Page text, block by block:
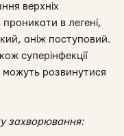
верхніх
в легені,
аніж поступовий.
суперінфекції
можуть розвинутися
захворювання: